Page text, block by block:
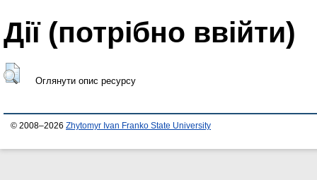
Дії ​​(потрібно ввійти)
Оглянути опис ресурсу
© 2008–2026 Zhytomyr Ivan Franko State University